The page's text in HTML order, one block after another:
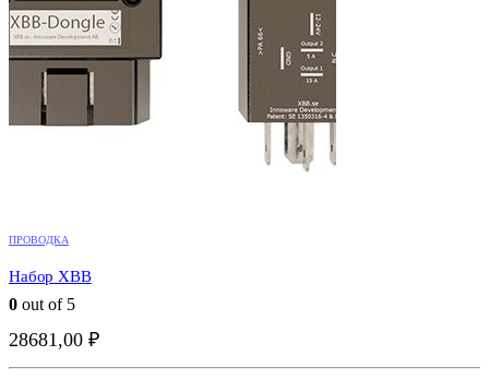
ПРОВОДКА
Набор XBB
0 out of 5
28681,00 ₽